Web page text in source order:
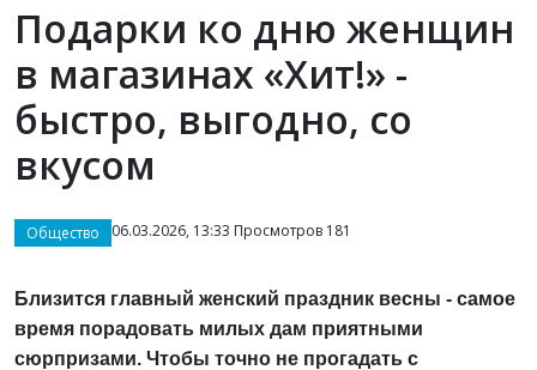
Подарки ко дню женщин
в магазинах «Хит!» -
быстро, выгодно, со
вкусом
Общество 06.03.2026, 13:33 Просмотров 181
Близится главный женский праздник весны - самое
время порадовать милых дам приятными
сюрпризами. Чтобы точно не прогадать с